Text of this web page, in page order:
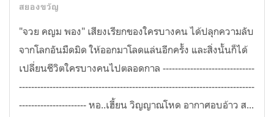
สยองขวัญ
"จวย คญม พอง" เสียงเรียกของใครบางคน ได้ปลุกความลับ
จากโลกอันมืดมิด ให้ออกมาโลดแล่นอีกครั้ง และสิ่งนั้นก็ได้
เปลี่ยนชีวิตใครบางคนไปตลอดกาล ------------------------------
-----------------------------------------------------------------------------
---------------------- หอ..เฮี้ยน วิญญาณโหด อากาศอบอ้าว ส...